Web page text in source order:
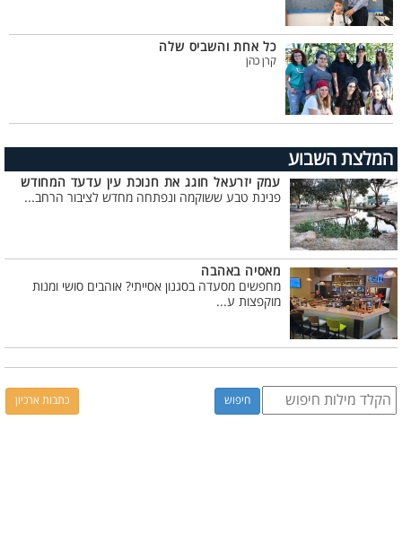
כל אחת והשביס שלה
קרן כהן
המלצת השבוע
עמק יזרעאל חוגג את חנוכת עין עדעד המחודש
פנינת טבע ששוקמה ונפתחה מחדש לציבור הרחב...
מאסיה באהבה
מחפשים מסעדה בסגנון אסייתי? אוהבים סושי ומנות
מוקפצות ע...
כתבות ארכיון